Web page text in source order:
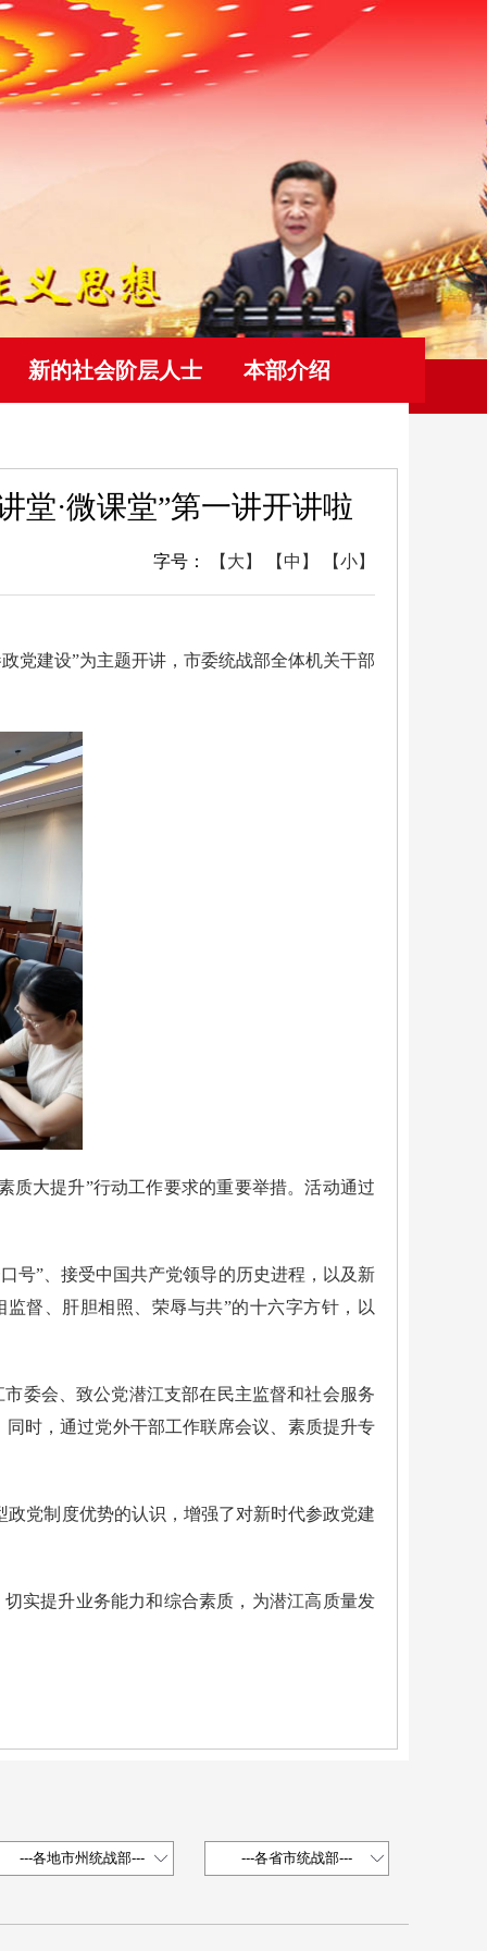
新的社会阶层人士 本部介绍
·微课堂”第一讲开讲啦
字号： 【大】 【中】 【小】
党建设”为主题开讲，市委统战部全体机关干部
质大提升”行动工作要求的重要举措。活动通过
号”、接受中国共产党领导的历史进程，以及新
督、肝胆相照、荣辱与共”的十六字方针，以
委会、致公党潜江支部在民主监督和社会服务
时，通过党外干部工作联席会议、素质提升专
党制度优势的认识，增强了对新时代参政党建
实提升业务能力和综合素质，为潜江高质量发